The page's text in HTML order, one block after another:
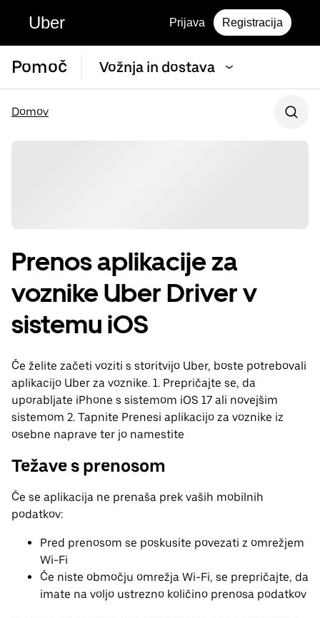
Uber Prijava Registracija
Pomoč Vožnja in dostava
Domov
Prenos aplikacije za
voznike Uber Driver v
sistemu iOS
Če želite začeti voziti s storitvijo Uber, boste potrebovali
aplikacijo Uber za voznike. 1. Prepričajte se, da
uporabljate iPhone s sistemom iOS 17 ali novejšim
sistemom 2. Tapnite Prenesi aplikacijo za voznike iz
osebne naprave ter jo namestite
Težave s prenosom
Če se aplikacija ne prenaša prek vaših mobilnih
podatkov:
Pred prenosom se poskusite povezati z omrežjem
Wi-Fi
Če niste območju omrežja Wi-Fi, se prepričajte, da
imate na voljo ustrezno količino prenosa podatkov